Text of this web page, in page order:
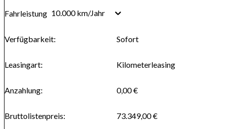
Fahrleistung 10.000 km/Jahr
Verfügbarkeit: Sofort
Leasingart: Kilometerleasing
Anzahlung: 0,00 €
Bruttolistenpreis: 73.349,00 €